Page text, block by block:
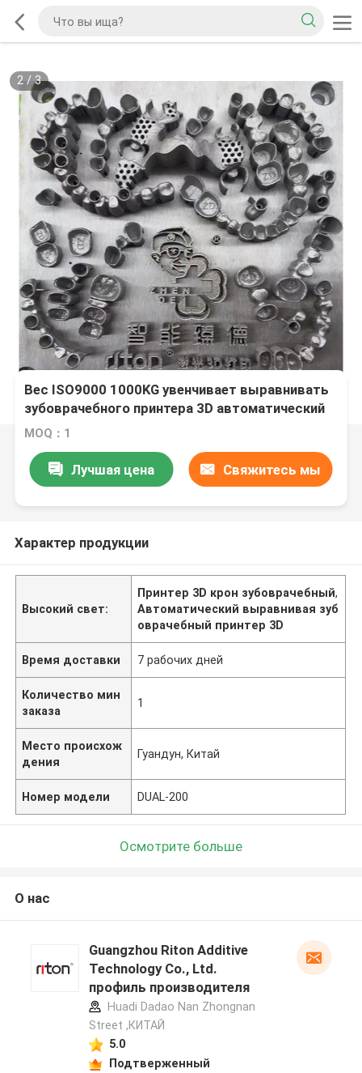
2/3
Вес ISO9000 1000KG увенчивает выравнивать
зубоврачебного принтера 3D автоматический
MOQ：1
Лучшая цена Свяжитесь мы
Характер продукции
Высокий свет:
Принтер 3D крон зубоврачебный,
Автоматический выравнивая зуб
оврачебный принтер 3D
Время доставки 7 рабочих дней
Количество мин
заказа
1
Место происхож
дения
Гуандун, Китай
Номер модели DUAL-200
Осмотрите больше
О нас
Guangzhou Riton Additive
Technology Co., Ltd.
профиль производителя
Huadi Dadao Nan Zhongnan
Street ,КИТАЙ
5.0
Подтверженный